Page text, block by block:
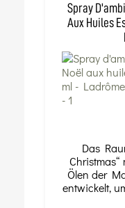
Spray
Aux Huiles
Das
Ölen der
entwickelt,